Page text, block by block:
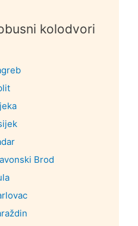
kolodvori
Brod